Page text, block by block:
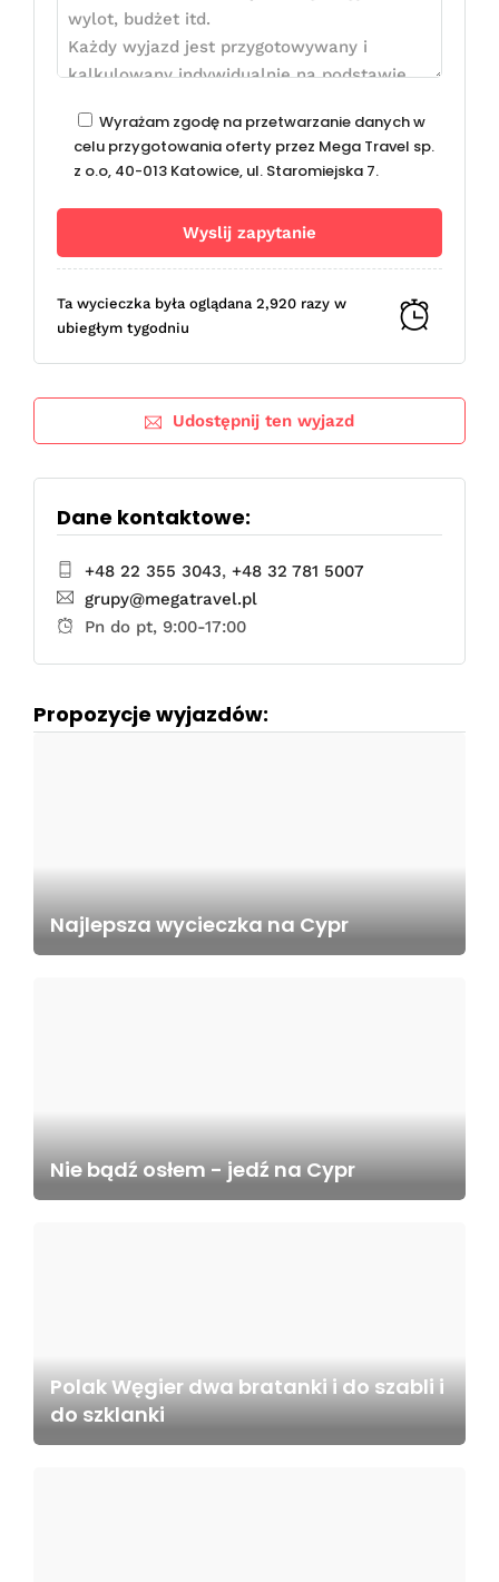
Wyrażam zgodę na przetwarzanie danych w
celu przygotowania oferty przez Mega Travel sp.
z o.o, 40-013 Katowice, ul. Staromiejska 7.
Ta wycieczka była oglądana 2,920 razy w
ubiegłym tygodniu
Udostępnij ten wyjazd
Dane kontaktowe:
+48 22 355 3043, +48 32 781 5007
grupy@megatravel.pl
Pn do pt, 9:00-17:00
Propozycje wyjazdów:
Najlepsza wycieczka na Cypr
Nie bądź osłem - jedź na Cypr
Polak Węgier dwa bratanki i do szabli i
do szklanki